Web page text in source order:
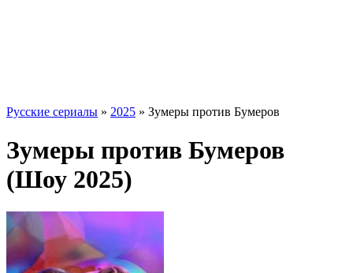
Русские сериалы » 2025 » Зумеры против Бумеров
Зумеры против Бумеров
(Шоу 2025)